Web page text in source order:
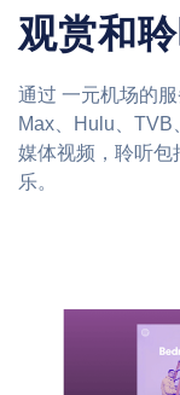
观赏和
通过 一元机场的
Max、Hulu、
媒体视频，聆听包
乐。